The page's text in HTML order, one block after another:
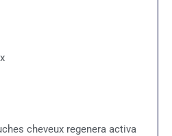
cheveux regenera activa